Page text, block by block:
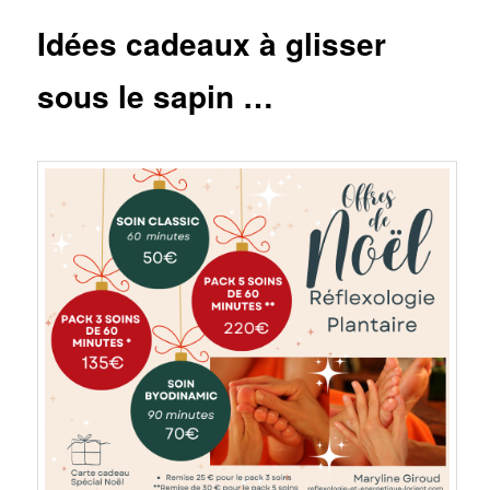
Idées cadeaux à glisser
sous le sapin …